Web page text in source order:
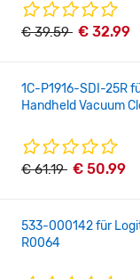
€ 39.59 € 32.99
1C-P1916-SDI-25R
Handheld Vacuum
€ 61.19 € 50.99
533-000142 für
R0064